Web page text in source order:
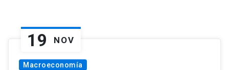
19 NOV
Macroeconomía